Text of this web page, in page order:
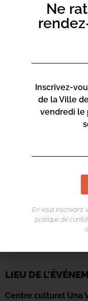
LIEU DE
Centre culturel Una
Ne
Inscrivez-
de la Ville
vendredi le
En vous
politique de